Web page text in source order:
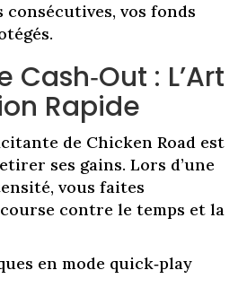
vos fonds
: L’Art
Rapide
de Chicken Road est
ses gains. Lors d’une
vous faites
contre le temps et la
en mode quick‑play